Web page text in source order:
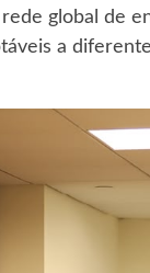
global de
a